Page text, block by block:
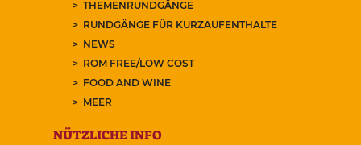
THEMENRUNDGÄNGE
RUNDGÄNGE FÜR KURZAUFENTHALTE
NEWS
ROM FREE/LOW COST
FOOD AND WINE
MEER
NÜTZLICHE INFO